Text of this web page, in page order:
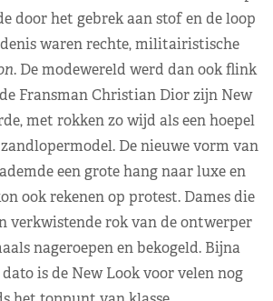
door het gebrek aan stof en de loop
waren rechte, militairistische
. De modewereld werd dan ook flink
Fransman Christian Dior zijn New
met rokken zo wijd als een hoepel
De nieuwe vorm van
een grote hang naar luxe en
ook rekenen op protest. Dames die
verkwistende rok van de ontwerper
nageroepen en bekogeld. Bijna
is de New Look voor velen nog